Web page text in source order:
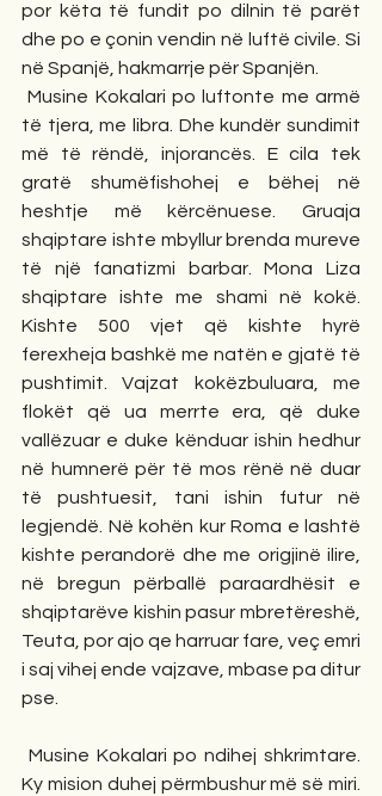
por këta të fundit po dilnin të parët
dhe po e çonin vendin në luftë civile. Si
në Spanjë, hakmarrje për Spanjën.
Musine Kokalari po luftonte me armë
të tjera, me libra. Dhe kundër sundimit
më të rëndë, injorancës. E cila tek
gratë shumëfishohej e bëhej në
heshtje më kërcënuese. Gruaja
shqiptare ishte mbyllur brenda mureve
të një fanatizmi barbar. Mona Liza
shqiptare ishte me shami në kokë.
Kishte 500 vjet që kishte hyrë
ferexheja bashkë me natën e gjatë të
pushtimit. Vajzat kokëzbuluara, me
flokët që ua merrte era, që duke
vallëzuar e duke kënduar ishin hedhur
në humnerë për të mos rënë në duar
të pushtuesit, tani ishin futur në
legjendë. Në kohën kur Roma e lashtë
kishte perandorë dhe me origjinë ilire,
në bregun përballë paraardhësit e
shqiptarëve kishin pasur mbretëreshë,
Teuta, por ajo qe harruar fare, veç emri
i saj vihej ende vajzave, mbase pa ditur
pse.
Musine Kokalari po ndihej shkrimtare.
Ky mision duhej përmbushur më së miri.